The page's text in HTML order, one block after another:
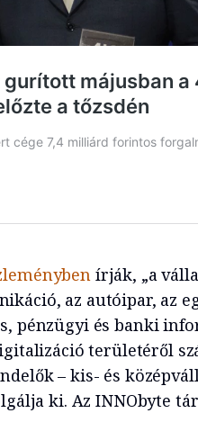
írják, „a
az autóipar, az
pénzügyi és banki
területéről
– kis- és
ki. Az INNObyte